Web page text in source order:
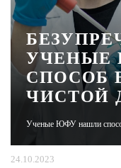
УЧЕНЫЕ
СПОСОБ
ЧИСТОЙ
Ученые ЮФУ нашли
24.10.2023